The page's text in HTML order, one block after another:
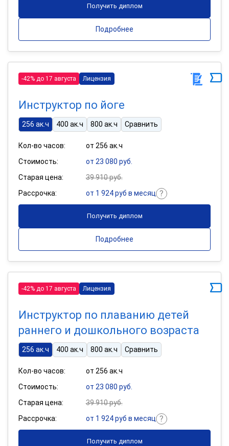
Получить диплом
Подробнее
-42% до 17 августа Лицензия
Инструктор по йоге
256 ак.ч 400 ак.ч 800 ак.ч Сравнить
Кол-во часов:
от 256 ак.ч
Стоимость:
от 23 080 руб.
Старая цена:
39 910 руб.
Рассрочка:
от 1 924 руб в месяц
Получить диплом
Подробнее
-42% до 17 августа Лицензия
Инструктор по плаванию детей
раннего и дошкольного возраста
256 ак.ч 400 ак.ч 800 ак.ч Сравнить
Кол-во часов:
от 256 ак.ч
Стоимость:
от 23 080 руб.
Старая цена:
39 910 руб.
Рассрочка:
от 1 924 руб в месяц
Получить диплом